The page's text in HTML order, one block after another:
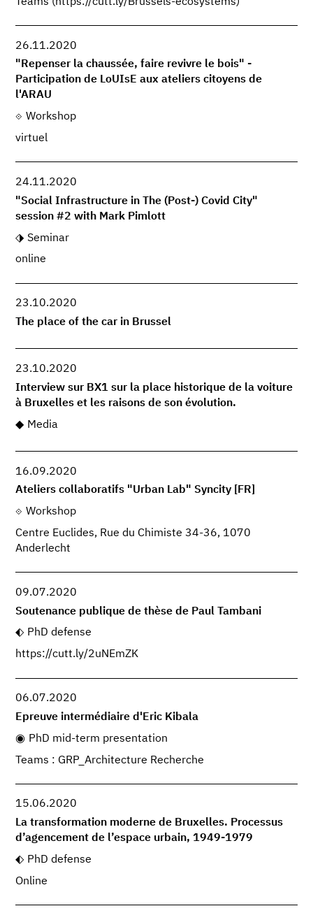
26.11.2020
"Repenser la chaussée, faire revivre le bois" -
Participation de LoUIsE aux ateliers citoyens de
l'ARAU
Workshop
virtuel
24.11.2020
"Social Infrastructure in The (Post-) Covid City"
session #2 with Mark Pimlott
Seminar
online
23.10.2020
The place of the car in Brussel
23.10.2020
Interview sur BX1 sur la place historique de la voiture
à Bruxelles et les raisons de son évolution.
Media
16.09.2020
Ateliers collaboratifs "Urban Lab" Syncity [FR]
Workshop
Centre Euclides, Rue du Chimiste 34-36, 1070
Anderlecht
09.07.2020
Soutenance publique de thèse de Paul Tambani
PhD defense
https://cutt.ly/2uNEmZK
06.07.2020
Epreuve intermédiaire d'Eric Kibala
PhD mid-term presentation
Teams : GRP_Architecture Recherche
15.06.2020
La transformation moderne de Bruxelles. Processus
d’agencement de l’espace urbain, 1949-1979
PhD defense
Online